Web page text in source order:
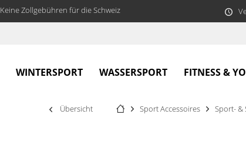
Keine Zollgebühren für die Schweiz
WINTERSPORT WASSERSPORT FITNESS &
Übersicht Sport Accessoires Sport- &